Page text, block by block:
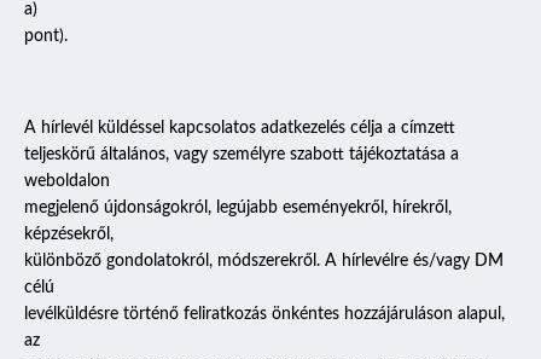
a)
pont).
A hírlevél küldéssel kapcsolatos adatkezelés célja a címzett
teljeskörű általános, vagy személyre szabott tájékoztatása a
weboldalon
megjelenő újdonságokról, legújabb eseményekről, hírekről,
képzésekről,
különböző gondolatokról, módszerekről. A hírlevélre és/vagy DM
célú
levélküldésre történő feliratkozás önkéntes hozzájáruláson alapul,
az